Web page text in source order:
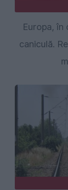
Europa, în
caniculă.